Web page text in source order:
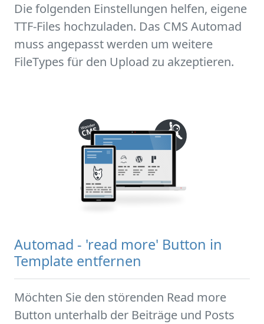
Die folgenden Einstellungen helfen, eigene
TTF-Files hochzuladen. Das CMS Automad
muss angepasst werden um weitere
FileTypes für den Upload zu akzeptieren.
Automad - 'read more' Button in
Template entfernen
Möchten Sie den störenden Read more
Button unterhalb der Beiträge und Posts